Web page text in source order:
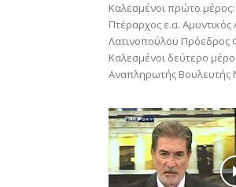
Καλεσμένοι πρώτο μέρος:
Πτέραρχος ε.α.
Λατινοπούλου Πρόεδρος
Καλεσμένοι δεύτερο
Αναπληρωτής Βουλευτής